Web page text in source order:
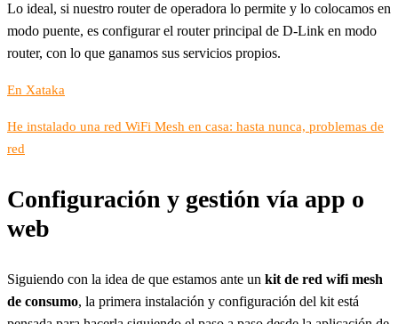
Lo ideal, si nuestro router de operadora lo permite y lo colocamos en
modo puente, es configurar el router principal de D-Link en modo
router, con lo que ganamos sus servicios propios.
En Xataka
He instalado una red WiFi Mesh en casa: hasta nunca, problemas de
red
Configuración y gestión vía app o
web
Siguiendo con la idea de que estamos ante un kit de red wifi mesh
de consumo, la primera instalación y configuración del kit está